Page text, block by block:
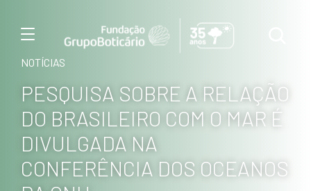
Menu
NOTÍCIAS
PESQUISA SOBRE A RELAÇÃO
DO BRASILEIRO COM O MAR É
DIVULGADA NA
CONFERÊNCIA DOS OCEANOS